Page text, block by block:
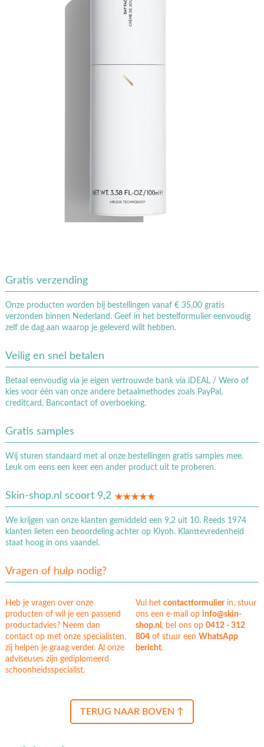
Gratis verzending
Onze producten worden bij bestellingen vanaf € 35,00 gratis
verzonden binnen Nederland. Geef in het bestelformulier eenvoudig
zelf de dag aan waarop je geleverd wilt hebben.
Veilig en snel betalen
Betaal eenvoudig via je eigen vertrouwde bank via iDEAL / Wero of
kies voor één van onze andere betaalmethodes zoals PayPal,
creditcard, Bancontact of overboeking.
Gratis samples
Wij sturen standaard met al onze bestellingen gratis samples mee.
Leuk om eens een keer een ander product uit te proberen.
Skin-shop.nl scoort 9,2
We krijgen van onze klanten gemiddeld een 9,2 uit 10. Reeds 1974
klanten lieten een beoordeling achter op Kiyoh. Klanttevredenheid
staat hoog in ons vaandel.
Vragen of hulp nodig?
Heb je vragen over onze
producten of wil je een passend
productadvies? Neem dan
contact op met onze specialisten,
zij helpen je graag verder. Al onze
adviseuses zijn gediplomeerd
schoonheidsspecialist.
Vul hetcontactformulierin, stuur
ons een e-mail op info@skin-
shop.nl, bel ons op0412 - 312
804 of stuur eenWhatsApp
bericht.
TERUG NAAR BOVEN ↑